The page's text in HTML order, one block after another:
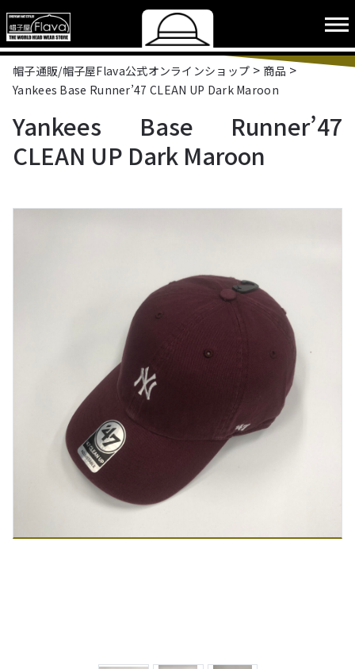
帽子通販/帽子屋Flava公式オンラインショップ > 商品 >
Yankees Base Runner’47 CLEAN UP Dark Maroon
Yankees Base Runner’47
CLEAN UP Dark Maroon